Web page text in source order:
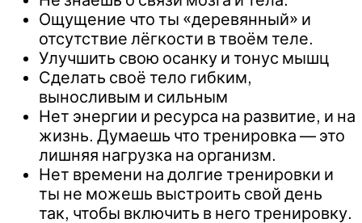
Ощущение что ты «деревянный» и
отсутствие лёгкости в твоём теле.
Улучшить свою осанку и тонус мышц
Сделать своё тело гибким,
выносливым и сильным
Нет энергии и ресурса на развитие, и на
жизнь. Думаешь что тренировка — это
лишняя нагрузка на организм.
Нет времени на долгие тренировки и
ты не можешь выстроить свой день
так, чтобы включить в него тренировку.